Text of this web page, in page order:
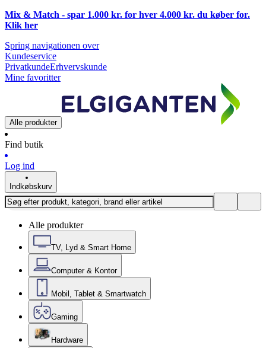
Mix & Match - spar 1.000 kr. for hver 4.000 kr. du køber for.
Klik her
Spring navigationen over
Kundeservice
PrivatkundeErhvervskunde
Mine favoritter
Alle produkter
Find butik
Log ind
Indkøbskurv
Alle produkter
TV, Lyd & Smart Home
Computer & Kontor
Mobil, Tablet & Smartwatch
Gaming
Hardware